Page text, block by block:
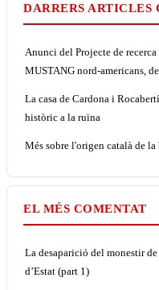
DARRERS ARTICLES
Anunci del Projecte de
MUSTANG nord-americans,
La casa de Cardona i
històric a la ruïna
Més sobre l'origen català de la
EL MÉS COMENTAT
La desaparició del monestir
d’Estat (part 1)